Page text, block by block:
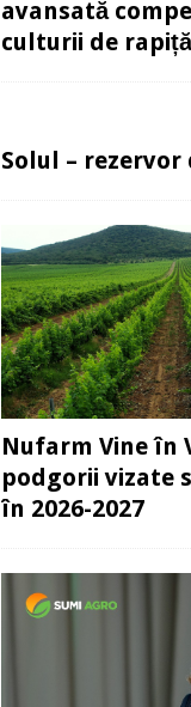
avansată
culturii de
Solul –
Nufarm Vine în
podgorii vizate
în 2026-2027